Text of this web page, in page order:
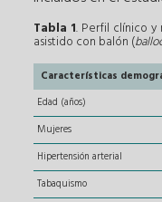
Tabla 1. Perfil clínico
asistido con balón (
Características
Edad (años)
Mujeres
Hipertensión arterial
Tabaquismo